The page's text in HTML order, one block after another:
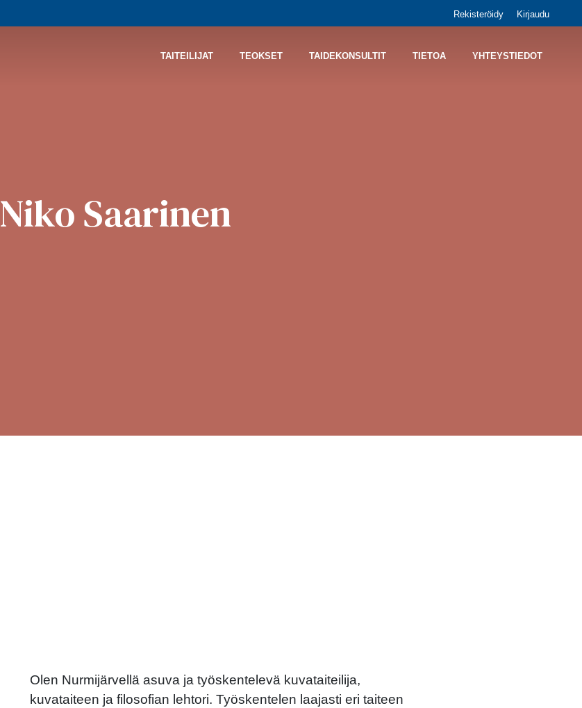
Rekisteröidy Kirjaudu
TAITEILIJAT TEOKSET TAIDEKONSULTIT TIETOA YHTEYSTIEDOT
Niko Saarinen
Olen Nurmijärvellä asuva ja työskentelevä kuvataiteilija,
kuvataiteen ja filosofian lehtori. Työskentelen laajasti eri taiteen